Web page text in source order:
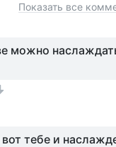
Показать все
можно
тебе и